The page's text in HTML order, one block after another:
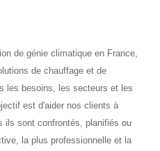
de génie climatique en France,
de chauffage et de
les besoins, les secteurs et les
est d'aider nos clients à
ils sont confrontés, planifiés ou
la plus professionnelle et la